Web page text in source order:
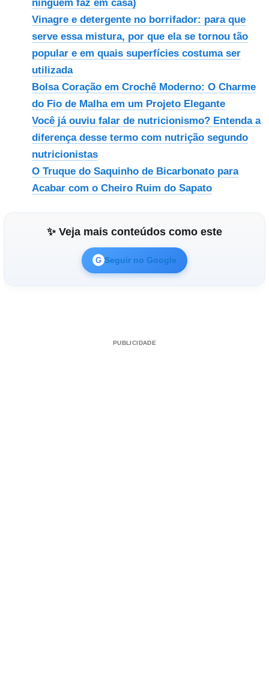
ninguém faz em casa)
Vinagre e detergente no borrifador: para que
serve essa mistura, por que ela se tornou tão
popular e em quais superfícies costuma ser
utilizada
Bolsa Coração em Crochê Moderno: O Charme
do Fio de Malha em um Projeto Elegante
Você já ouviu falar de nutricionismo? Entenda a
diferença desse termo com nutrição segundo
nutricionistas
O Truque do Saquinho de Bicarbonato para
Acabar com o Cheiro Ruim do Sapato
✨ Veja mais conteúdos como este
G Seguir no Google
PUBLICIDADE